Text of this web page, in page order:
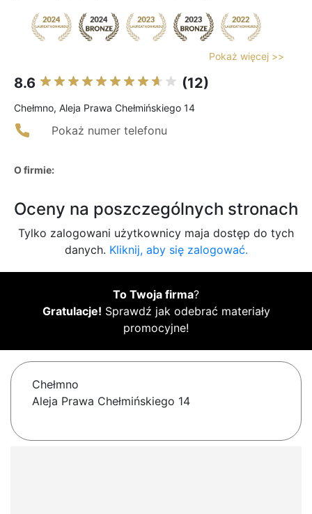
Pokaż więcej >>
8.6 (12)
Chełmno, Aleja Prawa Chełmińskiego 14
Pokaż numer telefonu
O firmie:
Oceny na poszczególnych stronach
Tylko zalogowani użytkownicy maja dostęp do tych
danych. Kliknij, aby się zalogować.
To Twoja firma?
Gratulacje! Sprawdź jak odebrać materiały
promocyjne!
Chełmno
Aleja Prawa Chełmińskiego 14